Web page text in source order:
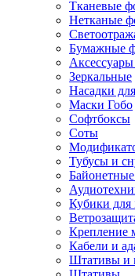
Тканевые
Нетканые
Бумажные
Зеркальные
Насадки
Маски Гобо
Софтбоксы
Соты
Тубусы и
Кубики для
Крепление
Кабели и
Штативы и